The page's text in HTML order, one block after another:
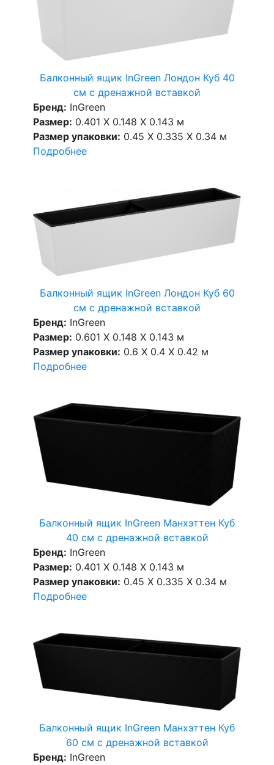
Балконный ящик InGreen Лондон Куб 40
см c дренажной вставкой
Бренд: InGreen
Размер: 0.401 X 0.148 X 0.143 м
Размер упаковки: 0.45 X 0.335 X 0.34 м
Подробнее
Балконный ящик InGreen Лондон Куб 60
см c дренажной вставкой
Бренд: InGreen
Размер: 0.601 X 0.148 X 0.143 м
Размер упаковки: 0.6 X 0.4 X 0.42 м
Подробнее
Балконный ящик InGreen Манхэттен Куб
40 см c дренажной вставкой
Бренд: InGreen
Размер: 0.401 X 0.148 X 0.143 м
Размер упаковки: 0.45 X 0.335 X 0.34 м
Подробнее
Балконный ящик InGreen Манхэттен Куб
60 см c дренажной вставкой
Бренд: InGreen